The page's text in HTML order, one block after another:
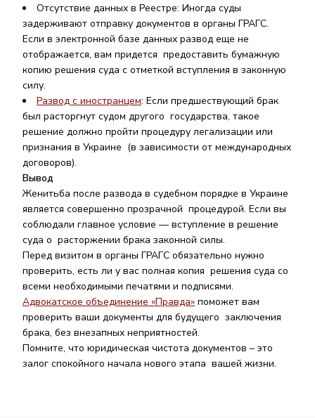
Отсутствие данных в Реестре: Иногда суды
задерживают отправку документов в органы ГРАГС.
Если в электронной базе данных развод еще не
отображается, вам придется предоставить бумажную
копию решения суда с отметкой вступления в законную
силу.
Развод с иностранцем: Если предшествующий брак
был расторгнут судом другого государства, такое
решение должно пройти процедуру легализации или
признания в Украине (в зависимости от международных
договоров).
Вывод
Женитьба после развода в судебном порядке в Украине
является совершенно прозрачной процедурой. Если вы
соблюдали главное условие — вступление в решение
суда о расторжении брака законной силы.
Перед визитом в органы ГРАГС обязательно нужно
проверить, есть ли у вас полная копия решения суда со
всеми необходимыми печатями и подписями.
Адвокатское объединение «Правда» поможет вам
проверить ваши документы для будущего заключения
брака, без внезапных неприятностей.
Помните, что юридическая чистота документов – это
залог спокойного начала нового этапа вашей жизни.